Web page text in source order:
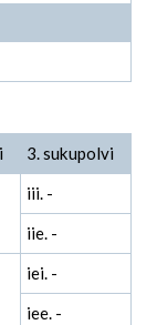
3. sukupolvi
iii. -
iie. -
iei. -
iee. -